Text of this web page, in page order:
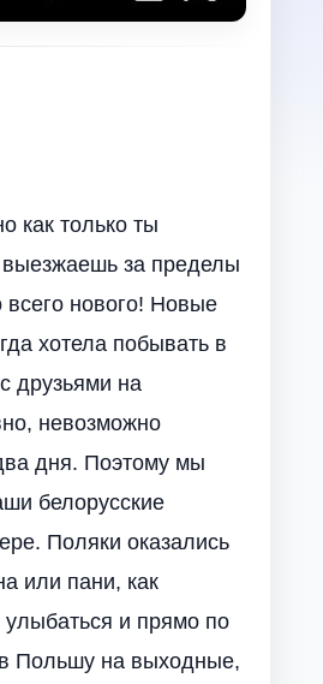
как только ты
за пределы
всего нового! Новые
хотела побывать в
друзьями на
невозможно
дня. Поэтому мы
белорусские
Поляки оказались
или пани, как
улыбаться и прямо по
Польшу на выходные,